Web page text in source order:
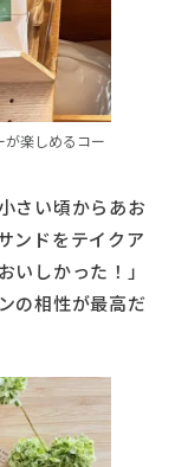
が楽しめるコー
さい頃からあお
ンドをテイクア
いしかった！」
の相性が最高だ